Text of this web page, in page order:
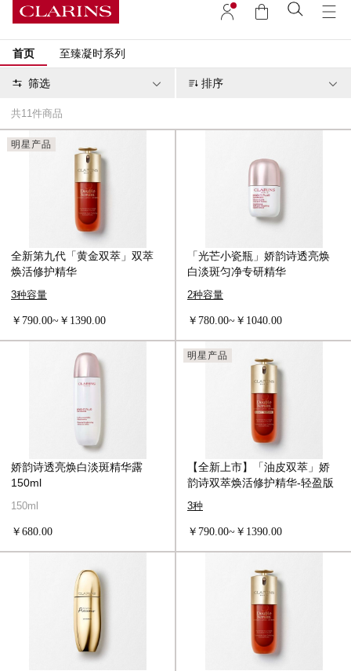
首页 至臻凝时系列
筛选 排序
共11件商品
明星产品
全新第九代「黄金双萃」双萃
焕活修护精华
3种容量
￥790.00~￥1390.00
「光芒小瓷瓶」娇韵诗透亮焕
白淡斑匀净专研精华
2种容量
￥780.00~￥1040.00
娇韵诗透亮焕白淡斑精华露
150ml
150ml
￥680.00
明星产品
【全新上市】「油皮双萃」娇
韵诗双萃焕活修护精华-轻盈版
3种
￥790.00~￥1390.00